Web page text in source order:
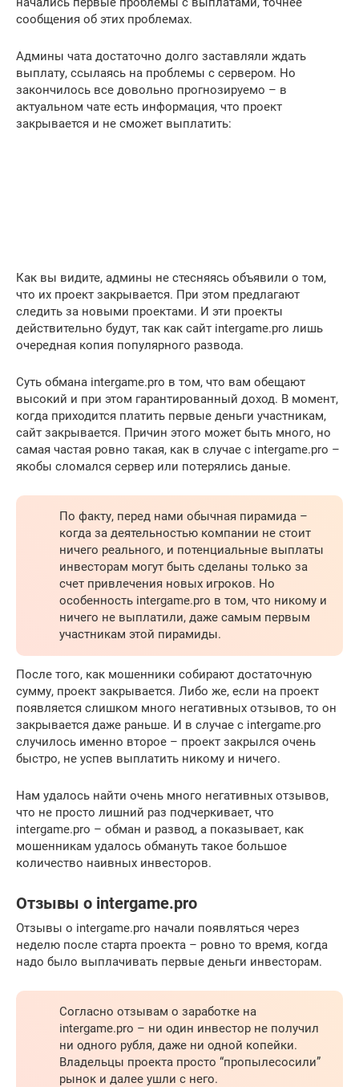
сообщения об этих проблемах.
Админы чата достаточно долго заставляли ждать
выплату, ссылаясь на проблемы с сервером. Но
закончилось все довольно прогнозируемо – в
актуальном чате есть информация, что проект
закрывается и не сможет выплатить:
Как вы видите, админы не стесняясь объявили о том,
что их проект закрывается. При этом предлагают
следить за новыми проектами. И эти проекты
действительно будут, так как сайт intergame.pro лишь
очередная копия популярного развода.
Суть обмана intergame.pro в том, что вам обещают
высокий и при этом гарантированный доход. В момент,
когда приходится платить первые деньги участникам,
сайт закрывается. Причин этого может быть много, но
самая частая ровно такая, как в случае с intergame.pro –
якобы сломался сервер или потерялись даные.
По факту, перед нами обычная пирамида –
когда за деятельностью компании не стоит
ничего реального, и потенциальные выплаты
инвесторам могут быть сделаны только за
счет привлечения новых игроков. Но
особенность intergame.pro в том, что никому и
ничего не выплатили, даже самым первым
участникам этой пирамиды.
После того, как мошенники собирают достаточную
сумму, проект закрывается. Либо же, если на проект
появляется слишком много негативных отзывов, то он
закрывается даже раньше. И в случае с intergame.pro
случилось именно второе – проект закрылся очень
быстро, не успев выплатить никому и ничего.
Нам удалось найти очень много негативных отзывов,
что не просто лишний раз подчеркивает, что
intergame.pro – обман и развод, а показывает, как
мошенникам удалось обмануть такое большое
количество наивных инвесторов.
Отзывы о intergame.pro
Отзывы о intergame.pro начали появляться через
неделю после старта проекта – ровно то время, когда
надо было выплачивать первые деньги инвесторам.
Согласно отзывам о заработке на
intergame.pro – ни один инвестор не получил
ни одного рубля, даже ни одной копейки.
Владельцы проекта просто “пропылесосили”
рынок и далее ушли с него.